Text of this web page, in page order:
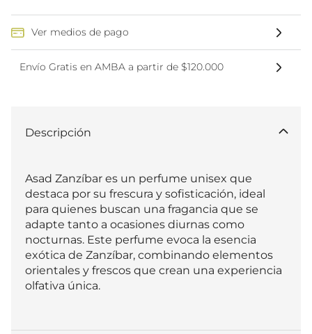
Ver medios de pago
Envío Gratis en AMBA a partir de $120.000
Descripción
Asad Zanzíbar es un perfume unisex que
destaca por su frescura y sofisticación, ideal
para quienes buscan una fragancia que se
adapte tanto a ocasiones diurnas como
nocturnas. Este perfume evoca la esencia
exótica de Zanzíbar, combinando elementos
orientales y frescos que crean una experiencia
olfativa única.